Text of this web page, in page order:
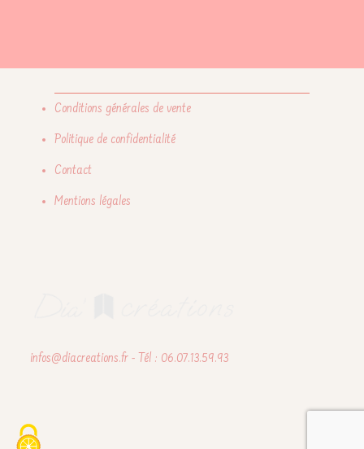
Conditions générales de vente
Politique de confidentialité
Contact
Mentions légales
infos@diacreations.fr - Tél : 06.07.13.59.93